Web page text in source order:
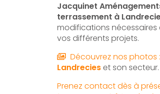
Jacquinet
terrassement à
modifications
vos différents projets.
Découvrez nos photos :
Landrecies et son secteur.
Prenez contact dès à